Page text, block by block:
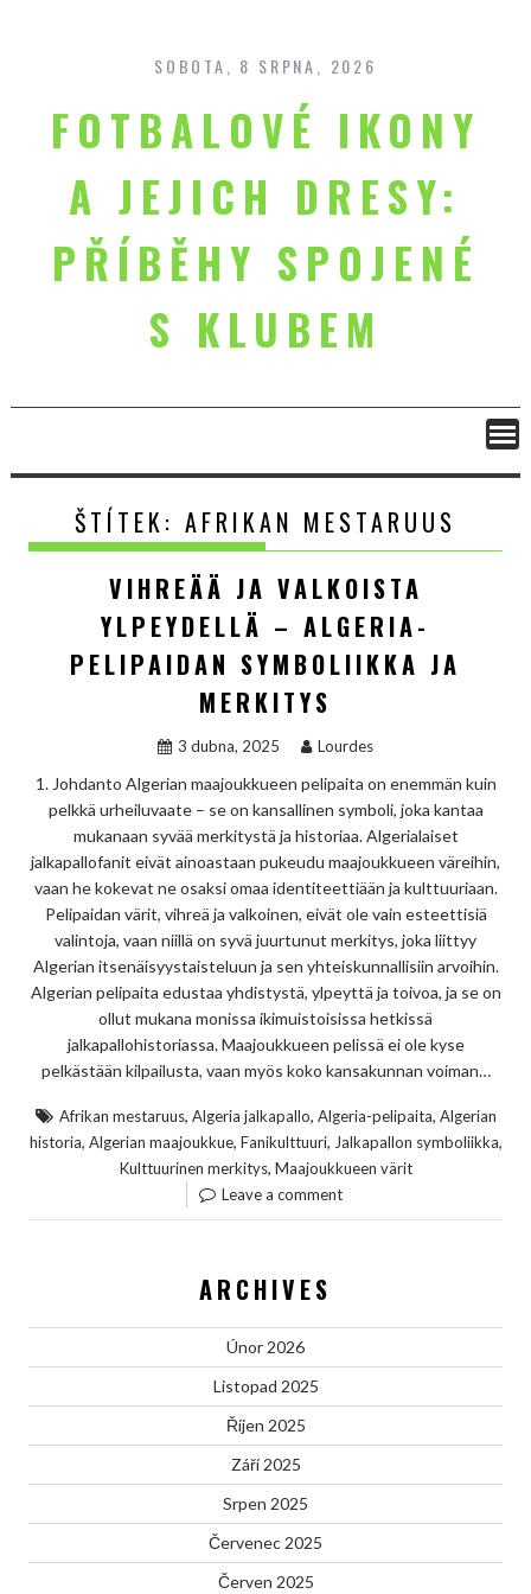
content
SOBOTA, 8 SRPNA, 2026
FOTBALOVÉ IKONY
A JEJICH DRESY:
PŘÍBĚHY SPOJENÉ
S KLUBEM
ŠTÍTEK: AFRIKAN MESTARUUS
VIHREÄÄ JA VALKOISTA
YLPEYDELLÄ – ALGERIA-
PELIPAIDAN SYMBOLIIKKA JA
MERKITYS
3 dubna, 2025 Lourdes
1. Johdanto Algerian maajoukkueen pelipaita on enemmän kuin
pelkkä urheiluvaate – se on kansallinen symboli, joka kantaa
mukanaan syvää merkitystä ja historiaa. Algerialaiset
jalkapallofanit eivät ainoastaan pukeudu maajoukkueen väreihin,
vaan he kokevat ne osaksi omaa identiteettiään ja kulttuuriaan.
Pelipaidan värit, vihreä ja valkoinen, eivät ole vain esteettisiä
valintoja, vaan niillä on syvä juurtunut merkitys, joka liittyy
Algerian itsenäisyystaisteluun ja sen yhteiskunnallisiin arvoihin.
Algerian pelipaita edustaa yhdistystä, ylpeyttä ja toivoa, ja se on
ollut mukana monissa ikimuistoisissa hetkissä
jalkapallohistoriassa. Maajoukkueen pelissä ei ole kyse
pelkästään kilpailusta, vaan myös koko kansakunnan voiman…
Afrikan mestaruus, Algeria jalkapallo, Algeria-pelipaita, Algerian
historia, Algerian maajoukkue, Fanikulttuuri, Jalkapallon symboliikka,
Kulttuurinen merkitys, Maajoukkueen värit
Leave a comment
ARCHIVES
Únor 2026
Listopad 2025
Říjen 2025
Září 2025
Srpen 2025
Červenec 2025
Červen 2025